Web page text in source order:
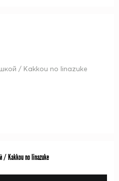
/ Kakkou no Iinazuke
/ Kakkou no Iinazuke